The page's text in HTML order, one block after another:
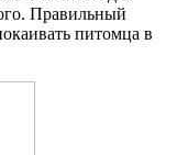
Правильный
питомца в